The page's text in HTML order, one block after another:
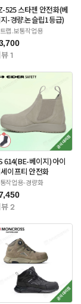
525 스타젠 안전화(베
-경량.논슬립1등급)
랩.보통작업용
1
614(BE-베이지) 아이
이프티 안전화
작업용-경량화
2